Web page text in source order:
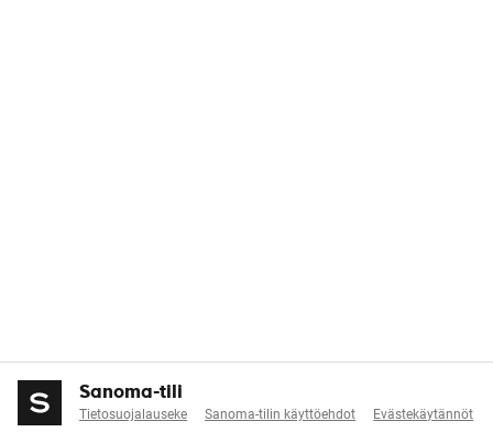
Sanoma-tili
Tietosuojalauseke Sanoma-tilin käyttöehdot Evästekäytännöt